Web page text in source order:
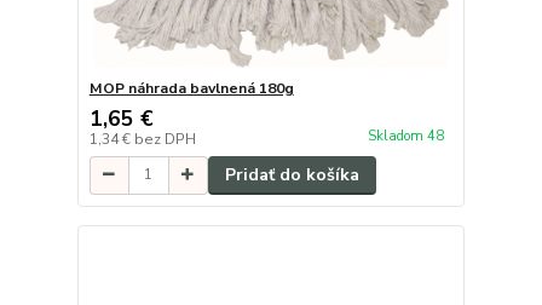
MOP náhrada bavlnená 180g
1,65 €
1,34 € bez DPH Skladom 48
Pridať do košíka